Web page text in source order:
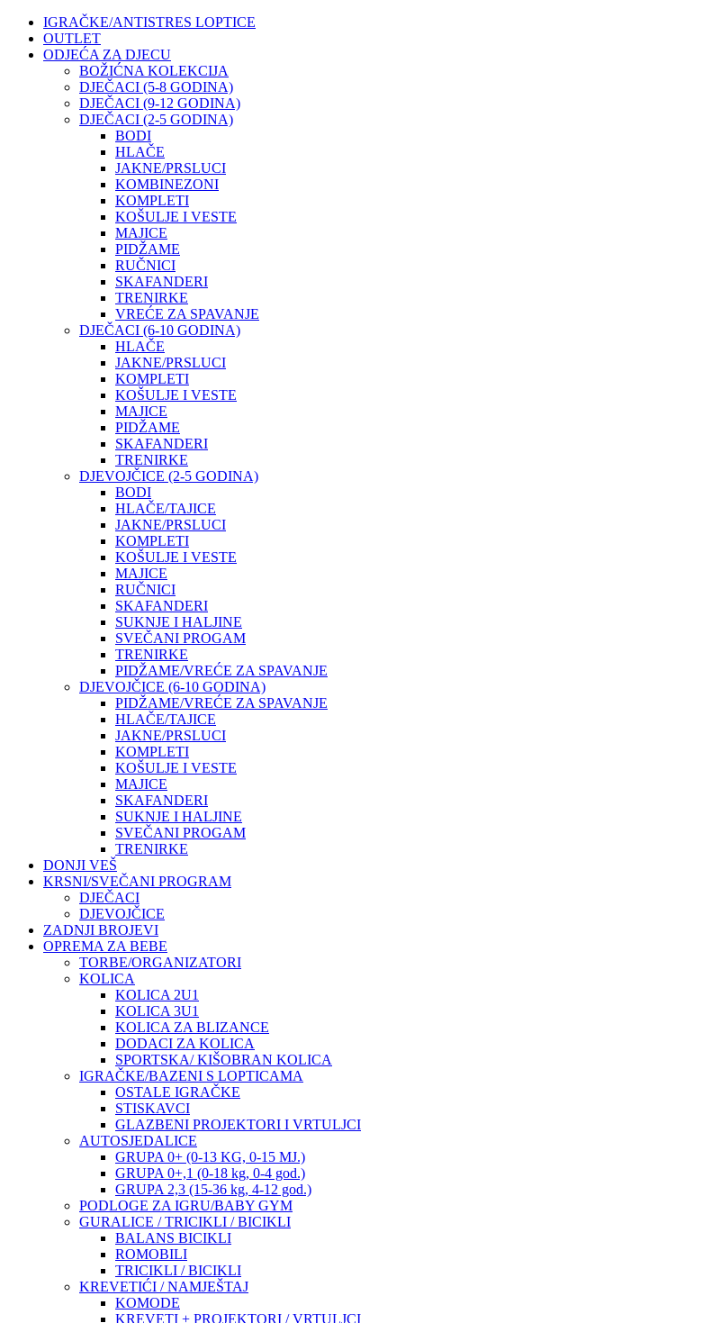
IGRAČKE/ANTISTRES LOPTICE
OUTLET
ODJEĆA ZA DJECU
BOŽIĆNA KOLEKCIJA
DJEČACI (5-8 GODINA)
DJEČACI (9-12 GODINA)
DJEČACI (2-5 GODINA)
BODI
HLAČE
JAKNE/PRSLUCI
KOMBINEZONI
KOMPLETI
KOŠULJE I VESTE
MAJICE
PIDŽAME
RUČNICI
SKAFANDERI
TRENIRKE
VREĆE ZA SPAVANJE
DJEČACI (6-10 GODINA)
HLAČE
JAKNE/PRSLUCI
KOMPLETI
KOŠULJE I VESTE
MAJICE
PIDŽAME
SKAFANDERI
TRENIRKE
DJEVOJČICE (2-5 GODINA)
BODI
HLAČE/TAJICE
JAKNE/PRSLUCI
KOMPLETI
KOŠULJE I VESTE
MAJICE
RUČNICI
SKAFANDERI
SUKNJE I HALJINE
SVEČANI PROGAM
TRENIRKE
PIDŽAME/VREĆE ZA SPAVANJE
DJEVOJČICE (6-10 GODINA)
PIDŽAME/VREĆE ZA SPAVANJE
HLAČE/TAJICE
JAKNE/PRSLUCI
KOMPLETI
KOŠULJE I VESTE
MAJICE
SKAFANDERI
SUKNJE I HALJINE
SVEČANI PROGAM
TRENIRKE
DONJI VEŠ
KRSNI/SVEČANI PROGRAM
DJEČACI
DJEVOJČICE
ZADNJI BROJEVI
OPREMA ZA BEBE
TORBE/ORGANIZATORI
KOLICA
KOLICA 2U1
KOLICA 3U1
KOLICA ZA BLIZANCE
DODACI ZA KOLICA
SPORTSKA/ KIŠOBRAN KOLICA
IGRAČKE/BAZENI S LOPTICAMA
OSTALE IGRAČKE
STISKAVCI
GLAZBENI PROJEKTORI I VRTULJCI
AUTOSJEDALICE
GRUPA 0+ (0-13 KG, 0-15 MJ.)
GRUPA 0+,1 (0-18 kg, 0-4 god.)
GRUPA 2,3 (15-36 kg, 4-12 god.)
PODLOGE ZA IGRU/BABY GYM
GURALICE / TRICIKLI / BICIKLI
BALANS BICIKLI
ROMOBILI
TRICIKLI / BICIKLI
KREVETIĆI / NAMJEŠTAJ
KOMODE
KREVETI + PROJEKTORI / VRTULJCI